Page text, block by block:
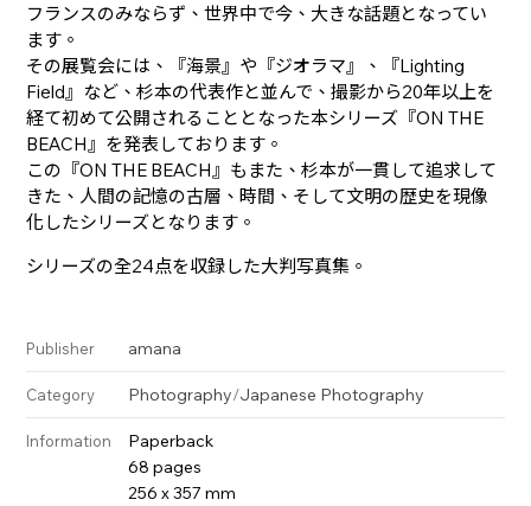
フランスのみならず、世界中で今、大きな話題となってい
ます。
その展覧会には、『海景』や『ジオラマ』、『Lighting
Field』など、杉本の代表作と並んで、撮影から20年以上を
経て初めて公開されることとなった本シリーズ『ON THE
BEACH』を発表しております。
この『ON THE BEACH』もまた、杉本が一貫して追求して
きた、人間の記憶の古層、時間、そして文明の歴史を現像
化したシリーズとなります。
シリーズの全24点を収録した大判写真集。
Publisher amana
Category Photography/Japanese Photography
Information
Paperback
68 pages
256 x 357 mm